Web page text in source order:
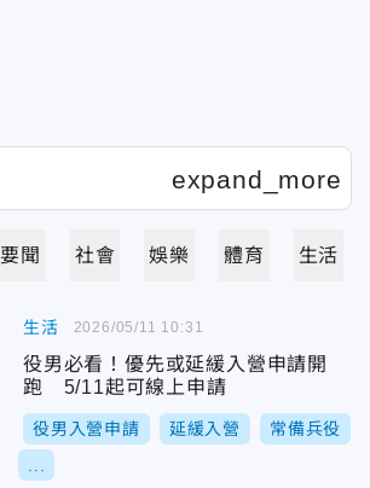
要聞 社會 娛樂 體育 生活
生活
役男必看！優先或延緩入營申請開
跑 5/11起可線上申請
役男入營申請 延緩入營 常備兵役
2026/05/11 10:31